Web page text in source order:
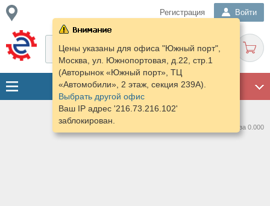
Регистрация Войти
Цены указаны для офиса "Южный порт",
Москва, ул. Южнопортовая, д.22, стр.1
(Авторынок «Южный порт», ТЦ
«Автомобили», 2 этаж, секция 239А).
Выбрать другой офис
Ваш IP адрес '216.73.216.102'
заблокирован.
Нашлось предложений: 0 за 0.000